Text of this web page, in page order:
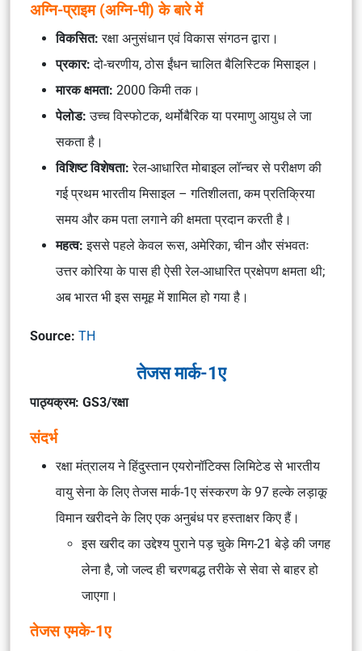
अग्नि-प्राइम (अग्नि-पी) के बारे में
विकसित: रक्षा अनुसंधान एवं विकास संगठन द्वारा।
प्रकार:दो-चरणीय, ठोस ईंधन चालित बैलिस्टिक मिसाइल।
मारक क्षमता: 2000 किमी तक।
पेलोड:उच्च विस्फोटक, थर्मोबैरिक या परमाणु आयुध ले जा
सकता है।
विशिष्ट विशेषता:रेल-आधारित मोबाइल लॉन्चर से परीक्षण की
गई प्रथम भारतीय मिसाइल – गतिशीलता, कम प्रतिक्रिया
समय और कम पता लगाने की क्षमता प्रदान करती है।
महत्व:इससे पहले केवल रूस, अमेरिका, चीन और संभवतः
उत्तर कोरिया के पास ही ऐसी रेल-आधारित प्रक्षेपण क्षमता थी;
अब भारत भी इस समूह में शामिल हो गया है।
Source: TH
तेजस मार्क-1ए
पाठ्यक्रम: GS3/रक्षा
संदर्भ
रक्षा मंत्रालय ने हिंदुस्तान एयरोनॉटिक्स लिमिटेड से भारतीय
वायु सेना के लिए तेजस मार्क-1ए संस्करण के 97 हल्के लड़ाकू
विमान खरीदने के लिए एक अनुबंध पर हस्ताक्षर किए हैं।
इस खरीद का उद्देश्य पुराने पड़ चुके मिग-21 बेड़े की जगह
लेना है, जो जल्द ही चरणबद्ध तरीके से सेवा से बाहर हो
जाएगा।
तेजस एमके-1ए